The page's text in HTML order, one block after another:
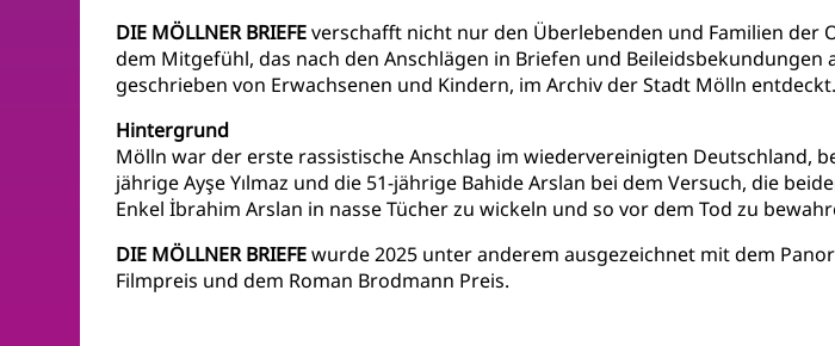
DIE MÖLLNER BRIEFEverschafft nicht nur den Überlebenden und Familien
dem Mitgefühl, das nach den Anschlägen in Briefen und
geschrieben von Erwachsenen und Kindern, im Archiv der Stadt Mölln
Hintergrund
Mölln war der erste rassistische Anschlag im wiedervereinigten Deutschland,
jährige Ayşe Yılmaz und die 51-jährige Bahide Arslan bei dem Versuch, die
Enkel İbrahim Arslan in nasse Tücher zu wickeln und so vor dem Tod zu
DIE MÖLLNER BRIEFEwurde 2025 unter anderem ausgezeichnet mit dem
Filmpreis und dem Roman Brodmann Preis.